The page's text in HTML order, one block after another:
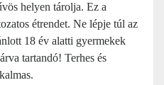
helyen tárolja. Ez a
étrendet. Ne lépje túl az
18 év alatti gyermekek
tartandó! Terhes és